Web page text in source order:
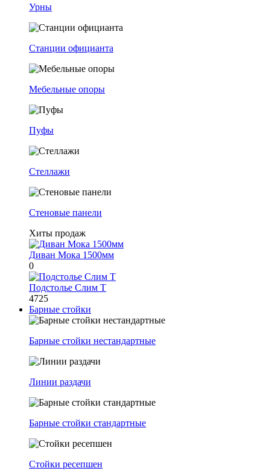
Урны
Станции официанта
Мебельные опоры
Пуфы
Стеллажи
Стеновые панели
Хиты продаж
Диван Мока 1500мм
0
Подстолье Слим Т
4725
Барные стойки
Барные стойки нестандартные
Линии раздачи
Барные стойки стандартные
Стойки ресепшен